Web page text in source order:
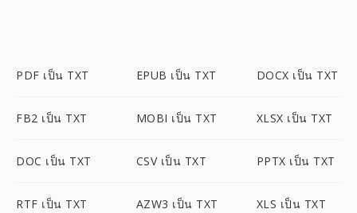
PDF เป็น TXT EPUB เป็น TXT DOCX เป็น TXT
FB2 เป็น TXT MOBI เป็น TXT XLSX เป็น TXT
DOC เป็น TXT CSV เป็น TXT PPTX เป็น TXT
RTF เป็น TXT AZW3 เป็น TXT XLS เป็น TXT